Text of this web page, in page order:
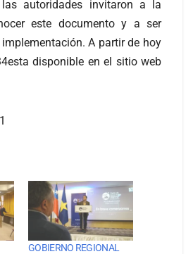
autoridades invitaron a la
este documento y a ser
A partir de hoy
disponible en el sitio web
GOBIERNO REGIONAL